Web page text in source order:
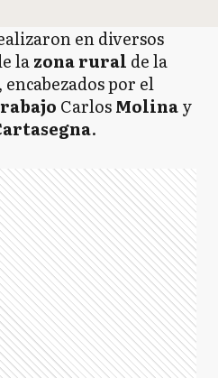
en diversos
lazona rural de la
, encabezados por el
CarlosMolinay
.